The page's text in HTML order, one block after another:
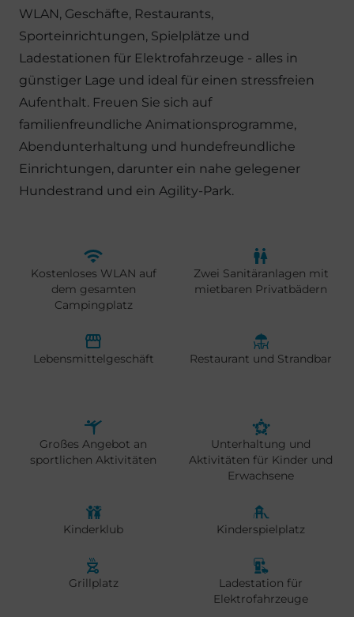
WLAN, Geschäfte, Restaurants,
Sporteinrichtungen, Spielplätze und
Ladestationen für Elektrofahrzeuge - alles in
günstiger Lage und ideal für einen stressfreien
Aufenthalt. Freuen Sie sich auf
familienfreundliche Animationsprogramme,
Abendunterhaltung und hundefreundliche
Einrichtungen, darunter ein nahe gelegener
Hundestrand und ein Agility-Park.
Kostenloses WLAN auf
dem gesamten
Campingplatz
Zwei Sanitäranlagen mit
mietbaren Privatbädern
Lebensmittelgeschäft Restaurant und Strandbar
Großes Angebot an
sportlichen Aktivitäten
Unterhaltung und
Aktivitäten für Kinder und
Erwachsene
Kinderklub Kinderspielplatz
Grillplatz
Ladestation für
Elektrofahrzeuge